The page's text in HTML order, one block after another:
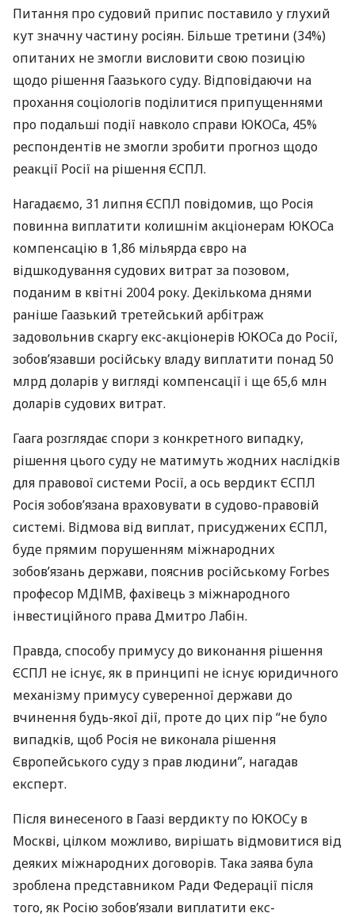
Питання про судовий припис поставило у глухий
кут значну частину росіян. Більше третини (34%)
опитаних не змогли висловити свою позицію
щодо рішення Гаазького суду. Відповідаючи на
прохання соціологів поділитися припущеннями
про подальші події навколо справи ЮКОСа, 45%
респондентів не змогли зробити прогноз щодо
реакції Росії на рішенняЄСПЛ.
Нагадаємо, 31 липняЄСПЛ повідомив, що Росія
повинна виплатити колишнім акціонерам ЮКОСа
компенсацію в 1,86 мільярда євро на
відшкодування судових витрат за позовом,
поданим в квітні 2004 року. Декількома днями
раніше Гаазький третейський арбітраж
задовольнив скаргу екс-акціонерів ЮКОСа до Росії,
зобов’язавши російську владу виплатити понад 50
млрд доларів у вигляді компенсації і ще 65,6 млн
доларів судових витрат.
Гаага розглядає спори з конкретного випадку,
рішення цього суду не матимуть жодних наслідків
для правової системи Росії, а ось вердикт ЄСПЛ
Росія зобов’язана враховувати в судово-правовій
системі. Відмова від виплат, присудженихЄСПЛ,
буде прямим порушенням міжнародних
зобов’язань держави, пояснив російському Forbes
професор МДІМВ, фахівець з міжнародного
інвестиційного права Дмитро Лабін.
Правда, способу примусу до виконання рішення
ЄСПЛ не існує, як в принципі не існує юридичного
механізму примусу суверенної держави до
вчинення будь-якої дії, проте до цих пір “не було
випадків, щоб Росія не виконала рішення
Європейського суду з прав людини”, нагадав
експерт.
Після винесеного в Гаазі вердикту по ЮКОСу в
Москві, цілком можливо, вирішать відмовитися від
деяких міжнародних договорів. Така заява була
зроблена представником Ради Федерації після
того, як Росію зобов’язали виплатити екс-